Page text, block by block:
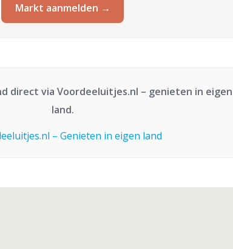
Markt aanmelden →
direct via Voordeeluitjes.nl – genieten in eigen
land.